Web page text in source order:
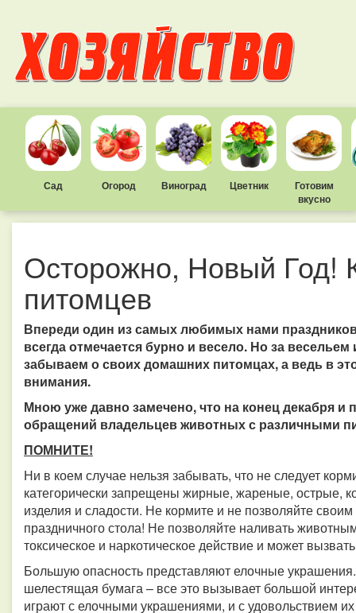
Сад Огород Виноград Цветник
Готовим
вкусно
Осторожно, Новый Год!
питомцев
Впереди один из самых любимых нами
всегда отмечается бурно и весело. Но за
забываем о своих домашних питомцах, а ведь в
внимания.
Мною уже давно замечено, что на конец декабря и
обращений владельцев животных с различными
ПОМНИТЕ!
Ни в коем случае нельзя забывать, что не следует
категорически запрещены жирные, жареные, острые,
изделия и сладости. Не кормите и не позволяйте
праздничного стола! Не позволяйте наливать
токсическое и наркотическое действие и может
Большую опасность представляют елочные
шелестящая бумага – все это вызывает большой
играют с елочными украшениями, и с удовольствием